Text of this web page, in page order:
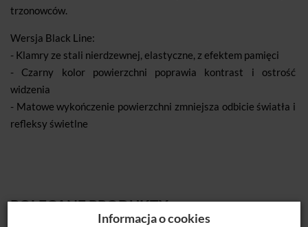
trzonowców.
Wersja Black Line:
- Klamry ze stali nierdzewnej, elastyczne, z efektem pamięci
- Czarny kolor powierzchni poprawia kontrast i ostrość
widzenia
- Matowe wykończenie powierzchni zmniejsza odbicie światła i
refleksy świetlne
POLECANE PRODUKTY
Informacja o cookies